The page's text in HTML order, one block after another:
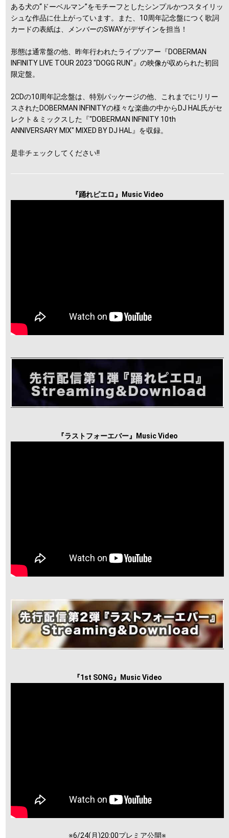
ある犬の“ドーベルマン”をモチーフとしたシンプルかつスタイリッ
シュな作品に仕上がっています。また、10周年記念盤につく歌詞
カードの表紙は、メンバーのSWAYがデザインを担当！
形態は通常盤の他、昨年行われたライブツアー『DOBERMAN
INFINITY LIVE TOUR 2023 "DOGG RUN"』の映像が収められた初回
限定盤。
2CDの10周年記念盤は、特別パッケージの他、これまでにリリー
スされたDOBERMAN INFINITYの様々な楽曲の中からDJ HAL氏がセ
レクト＆ミックスした『"DOBERMAN INFINITY 10th
ANNIVERSARY MIX" MIXED BY DJ HAL』を収録。
是非チェックしてください!!
『踊れピエロ』Music Video
『ラストフォーエバー』Music Video
『1st SONG』Music Video
※6/24(月)20:00プレミア公開※